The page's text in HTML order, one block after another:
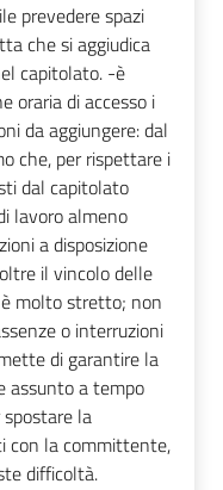
prevedere spazi
che si aggiudica
capitolato. -è
oraria di accesso i
da aggiungere: dal
che, per rispettare i
dal capitolato
lavoro almeno
a disposizione
il vincolo delle
molto stretto; non
o interruzioni
di garantire la
assunto a tempo
la
con la committente,
difficoltà.